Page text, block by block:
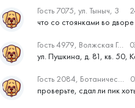
Гость 7075, ул. Тыныч, 3
Гость 4979, Волжская Гавань
ул. Пушкина, д. 81, кв. 50,
Гость 2084, Ботаническая 3 (ПИК, бизнес-класс)